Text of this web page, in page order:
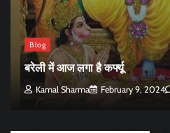
Blog
बरेली में आज लगा है कर्फ्यू
Kamal Sharma February 9, 2024